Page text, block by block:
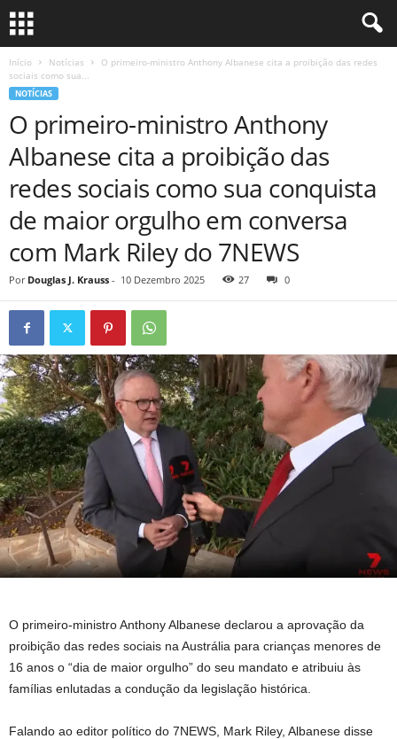
Início Notícias
O primeiro-ministro Anthony Albanese cita a proibição das redes
sociais como sua...
NOTÍCIAS
O primeiro-ministro Anthony
Albanese cita a proibição das
redes sociais como sua conquista
de maior orgulho em conversa
com Mark Riley do 7NEWS
Por Douglas J. Krauss - 10 Dezembro 2025 27 0
O primeiro-ministro Anthony Albanese declarou a aprovação da
proibição das redes sociais na Austrália para crianças menores de
16 anos o “dia de maior orgulho” do seu mandato e atribuiu às
famílias enlutadas a condução da legislação histórica.
Falando ao editor político do 7NEWS, Mark Riley, Albanese disse